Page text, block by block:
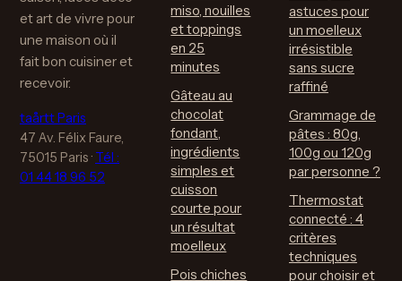
et art de vivre pour
une maison où il
fait bon cuisiner et
recevoir.
taårtt Paris
47 Av. Félix Faure,
75015 Paris · Tél :
01 44 18 96 52
miso, nouilles
et toppings
en 25
minutes
Gâteau au
chocolat
fondant,
ingrédients
simples et
cuisson
courte pour
un résultat
moelleux
Pois chiches
astuces pour
un moelleux
irrésistible
sans sucre
raffiné
Grammage de
pâtes : 80g,
100g ou 120g
par personne ?
Thermostat
connecté : 4
critères
techniques
pour choisir et